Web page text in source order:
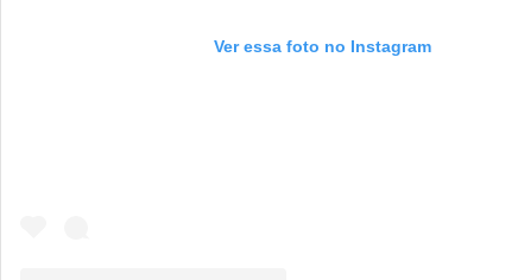
Ver essa foto no Instagram